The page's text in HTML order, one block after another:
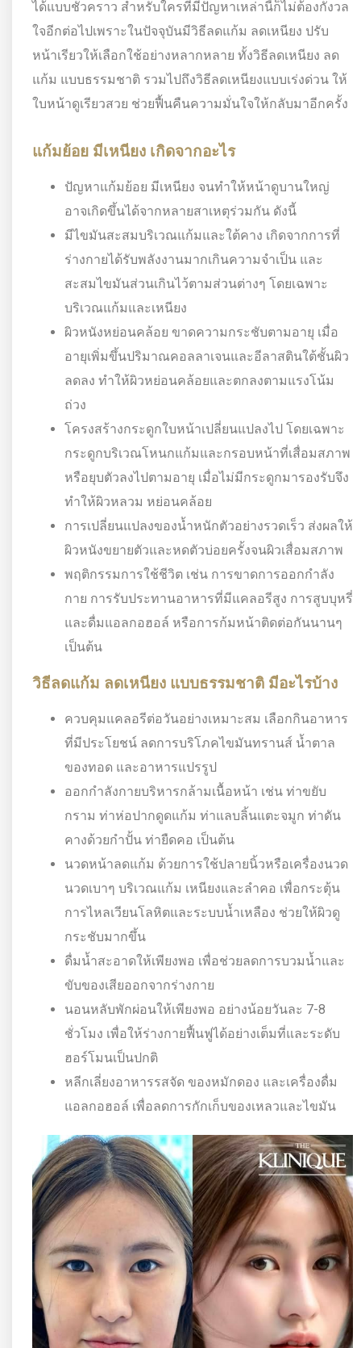
ได้แบบชั่วคราว สำหรับใครที่มีปัญหาเหล่านี้ก็ไม่ต้องกังวล
ใจอีกต่อไปเพราะในปัจจุบันมีวิธีลดแก้ม ลดเหนียง ปรับ
หน้าเรียวให้เลือกใช้อย่างหลากหลาย ทั้งวิธีลดเหนียง ลด
แก้ม แบบธรรมชาติ รวมไปถึงวิธีลดเหนียงแบบเร่งด่วน ให้
ใบหน้าดูเรียวสวย ช่วยฟื้นคืนความมั่นใจให้กลับมาอีกครั้ง
แก้มย้อย มีเหนียง เกิดจากอะไร
ปัญหาแก้มย้อย มีเหนียง จนทำให้หน้าดูบานใหญ่
อาจเกิดขึ้นได้จากหลายสาเหตุร่วมกัน ดังนี้
มีไขมันสะสมบริเวณแก้มและใต้คาง เกิดจากการที่
ร่างกายได้รับพลังงานมากเกินความจำเป็น และ
สะสมไขมันส่วนเกินไว้ตามส่วนต่างๆ โดยเฉพาะ
บริเวณแก้มและเหนียง
ผิวหนังหย่อนคล้อย ขาดความกระชับตามอายุ เมื่อ
อายุเพิ่มขึ้นปริมาณคอลลาเจนและอีลาสตินใต้ชั้นผิว
ลดลง ทำให้ผิวหย่อนคล้อยและตกลงตามแรงโน้ม
ถ่วง
โครงสร้างกระดูกใบหน้าเปลี่ยนแปลงไป โดยเฉพาะ
กระดูกบริเวณโหนกแก้มและกรอบหน้าที่เสื่อมสภาพ
หรือยุบตัวลงไปตามอายุ เมื่อไม่มีกระดูกมารองรับจึง
ทำให้ผิวหลวม หย่อนคล้อย
การเปลี่ยนแปลงของน้ำหนักตัวอย่างรวดเร็ว ส่งผลให้
ผิวหนังขยายตัวและหดตัวบ่อยครั้งจนผิวเสื่อมสภาพ
พฤติกรรมการใช้ชีวิต เช่น การขาดการออกกำลัง
กาย การรับประทานอาหารที่มีแคลอรีสูง การสูบบุหรี่
และดื่มแอลกอฮอล์ หรือการก้มหน้าติดต่อกันนานๆ
เป็นต้น
วิธีลดแก้ม ลดเหนียง แบบธรรมชาติ มีอะไรบ้าง
ควบคุมแคลอรีต่อวันอย่างเหมาะสม เลือกกินอาหาร
ที่มีประโยชน์ ลดการบริโภคไขมันทรานส์ น้ำตาล
ของทอด และอาหารแปรรูป
ออกกำลังกายบริหารกล้ามเนื้อหน้า เช่น ท่าขยับ
กราม ท่าห่อปากดูดแก้ม ท่าแลบลิ้นแตะจมูก ท่าดัน
คางด้วยกำปั้น ท่ายืดคอ เป็นต้น
นวดหน้าลดแก้ม ด้วยการใช้ปลายนิ้วหรือเครื่องนวด
นวดเบาๆ บริเวณแก้ม เหนียงและลำคอ เพื่อกระตุ้น
การไหลเวียนโลหิตและระบบน้ำเหลือง ช่วยให้ผิวดู
กระชับมากขึ้น
ดื่มน้ำสะอาดให้เพียงพอ เพื่อช่วยลดการบวมน้ำและ
ขับของเสียออกจากร่างกาย
นอนหลับพักผ่อนให้เพียงพอ อย่างน้อยวันละ 7-8
ชั่วโมง เพื่อให้ร่างกายฟื้นฟูได้อย่างเต็มที่และระดับ
ฮอร์โมนเป็นปกติ
หลีกเลี่ยงอาหารรสจัด ของหมักดอง และเครื่องดื่ม
แอลกอฮอล์ เพื่อลดการกักเก็บของเหลวและไขมัน